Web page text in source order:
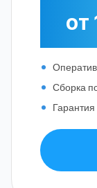
от
Сборка